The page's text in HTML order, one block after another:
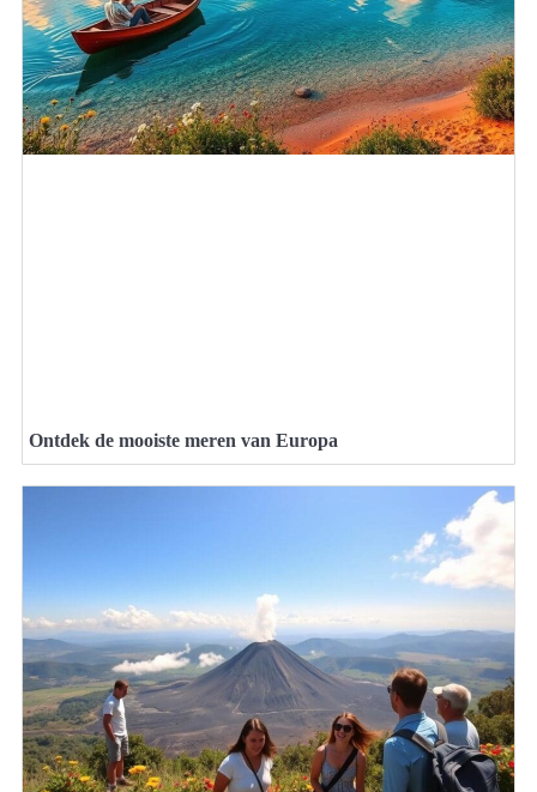
Ontdek de mooiste meren van Europa